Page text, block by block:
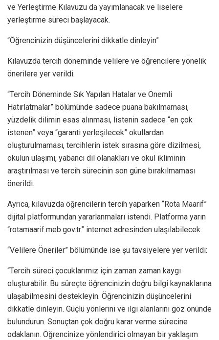
ve Yerleştirme Kılavuzu da yayımlanacak ve liselere
yerleştirme süreci başlayacak.
“Öğrencinizin düşüncelerini dikkatle dinleyin”
Kılavuzda tercih döneminde velilere ve öğrencilere yönelik
önerilere yer verildi.
“Tercih Döneminde Sık Yapılan Hatalar ve Önemli
Hatırlatmalar” bölümünde sadece puana bakılmaması,
yüzdelik dilimin esas alınması, listenin sadece “en çok
istenen” veya “garanti yerleşilecek” okullardan
oluşturulmaması, tercihlerin istek sırasına göre dizilmesi,
okulun ulaşımı, yabancı dil olanakları ve okul ikliminin
araştırılması ve tercih sürecinin son güne bırakılmaması
önerildi.
Ayrıca, kılavuzda öğrencilerin tercih yaparken “Rota Maarif”
dijital platformundan yararlanmaları istendi. Platforma yarın
“rotamaarif.meb.gov.tr” internet adresinden ulaşılabilecek.
“Velilere Öneriler” bölümünde ise şu tavsiyelere yer verildi:
“Tercih süreci çocuklarımız için zaman zaman kaygı
oluşturabilir. Bu süreçte öğrencinizin doğru bilgi kaynaklarına
ulaşabilmesini destekleyin. Öğrencinizin düşüncelerini
dikkatle dinleyin. Güçlü yönlerini ve ilgi alanlarını göz önünde
bulundurun. Sonuçtan çok doğru karar verme sürecine
odaklanın. Öğrencinize yönlendirici olmayan bir yaklaşım